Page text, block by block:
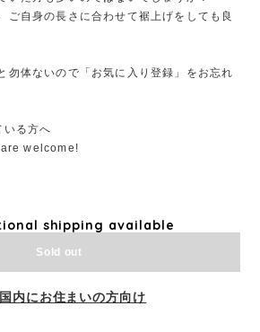
ご自身の長さに合わせて裾上げをしても良
勿体ないので「お気に入り登録」をお忘れ
いる方へ
welcome!
shipping available
Sold out
内にお住まいの方向け